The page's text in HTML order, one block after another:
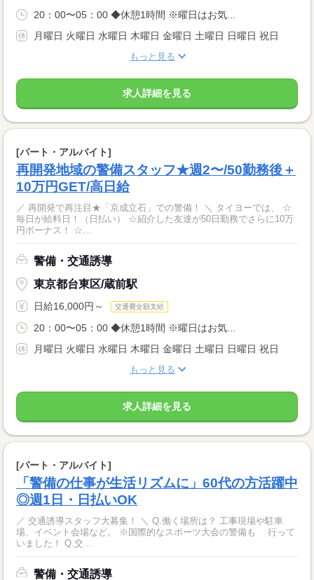
20：00〜05：00 ◆休憩1時間 ※曜日はお気...
月曜日 火曜日 水曜日 木曜日 金曜日 土曜日 日曜日 祝日
もっと見る
求人詳細を見る
[パート・アルバイト]
再開発地域の警備スタッフ★週2〜/50勤務後＋
10万円GET/高日給
／ 再開発で再注目★「京成立石」での警備！ ＼ タイヨーでは、 ☆
毎日が給料日！（日払い） ☆紹介した友達が50日勤務でさらに10万
円ボーナス！ ☆...
警備・交通誘導
東京都台東区/蔵前駅
日給16,000円～ 交通費全額支給
20：00〜05：00 ◆休憩1時間 ※曜日はお気...
月曜日 火曜日 水曜日 木曜日 金曜日 土曜日 日曜日 祝日
もっと見る
求人詳細を見る
[パート・アルバイト]
「警備の仕事が生活リズムに」60代の方活躍中
◎週1日・日払いOK
／ 交通誘導スタッフ大募集！ ＼ Q.働く場所は？ 工事現場や駐車
場、イベント会場など。 ※国際的なスポーツ大会の警備も 行って
いました！ Q.交...
警備・交通誘導